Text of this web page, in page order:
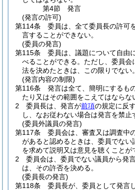
第4節
発言
(発言の許可)
第114条
委員は、全て委員長の許可
言することができない。
(委員の発言)
第115条
委員は、議題について自由
べることができる。 ただし、委員会
法を決めたときは、この限りでない。
(発言内容の制限)
第116条
発言は全て、簡明にするも
たり又はその範囲をこえてはならな
2
委員長は、発言が前項の規定に反
し、なお従わない場合は発言を禁止
(委員外議員の発言)
第117条
委員会は、審査又は調査中
があると認めるときは、委員でない
を求めて説明又は意見を聴くことが
2
委員会は、委員でない議員から発
は、その許否を決める。
(委員長の発言)
第118条
委員長が、委員として発言